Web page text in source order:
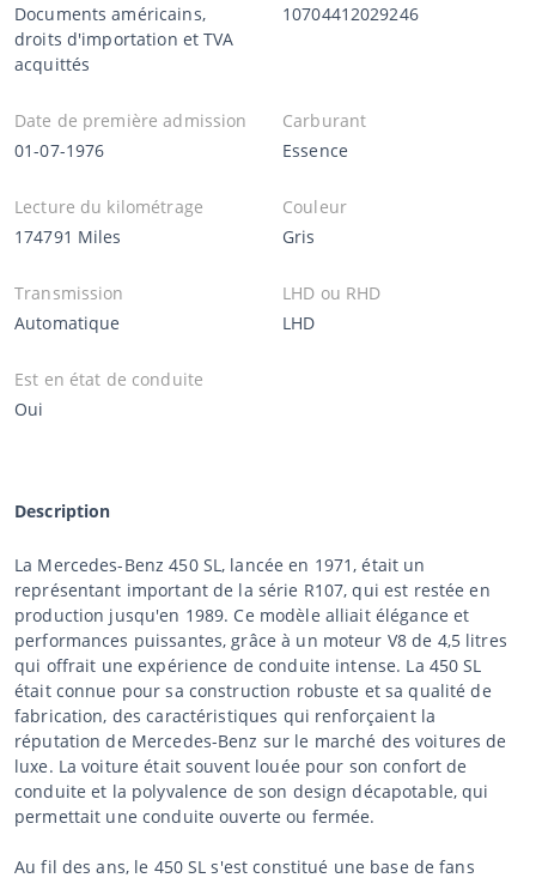
Documents américains,
droits d'importation et TVA
acquittés
10704412029246
Date de première admission
01-07-1976
Carburant
Essence
Lecture du kilométrage
174791 Miles
Couleur
Gris
Transmission
Automatique
LHD ou RHD
LHD
Est en état de conduite
Oui
Description
La Mercedes-Benz 450 SL, lancée en 1971, était un
représentant important de la série R107, qui est restée en
production jusqu'en 1989. Ce modèle alliait élégance et
performances puissantes, grâce à un moteur V8 de 4,5 litres
qui offrait une expérience de conduite intense. La 450 SL
était connue pour sa construction robuste et sa qualité de
fabrication, des caractéristiques qui renforçaient la
réputation de Mercedes-Benz sur le marché des voitures de
luxe. La voiture était souvent louée pour son confort de
conduite et la polyvalence de son design décapotable, qui
permettait une conduite ouverte ou fermée.
Au fil des ans, le 450 SL s'est constitué une base de fans